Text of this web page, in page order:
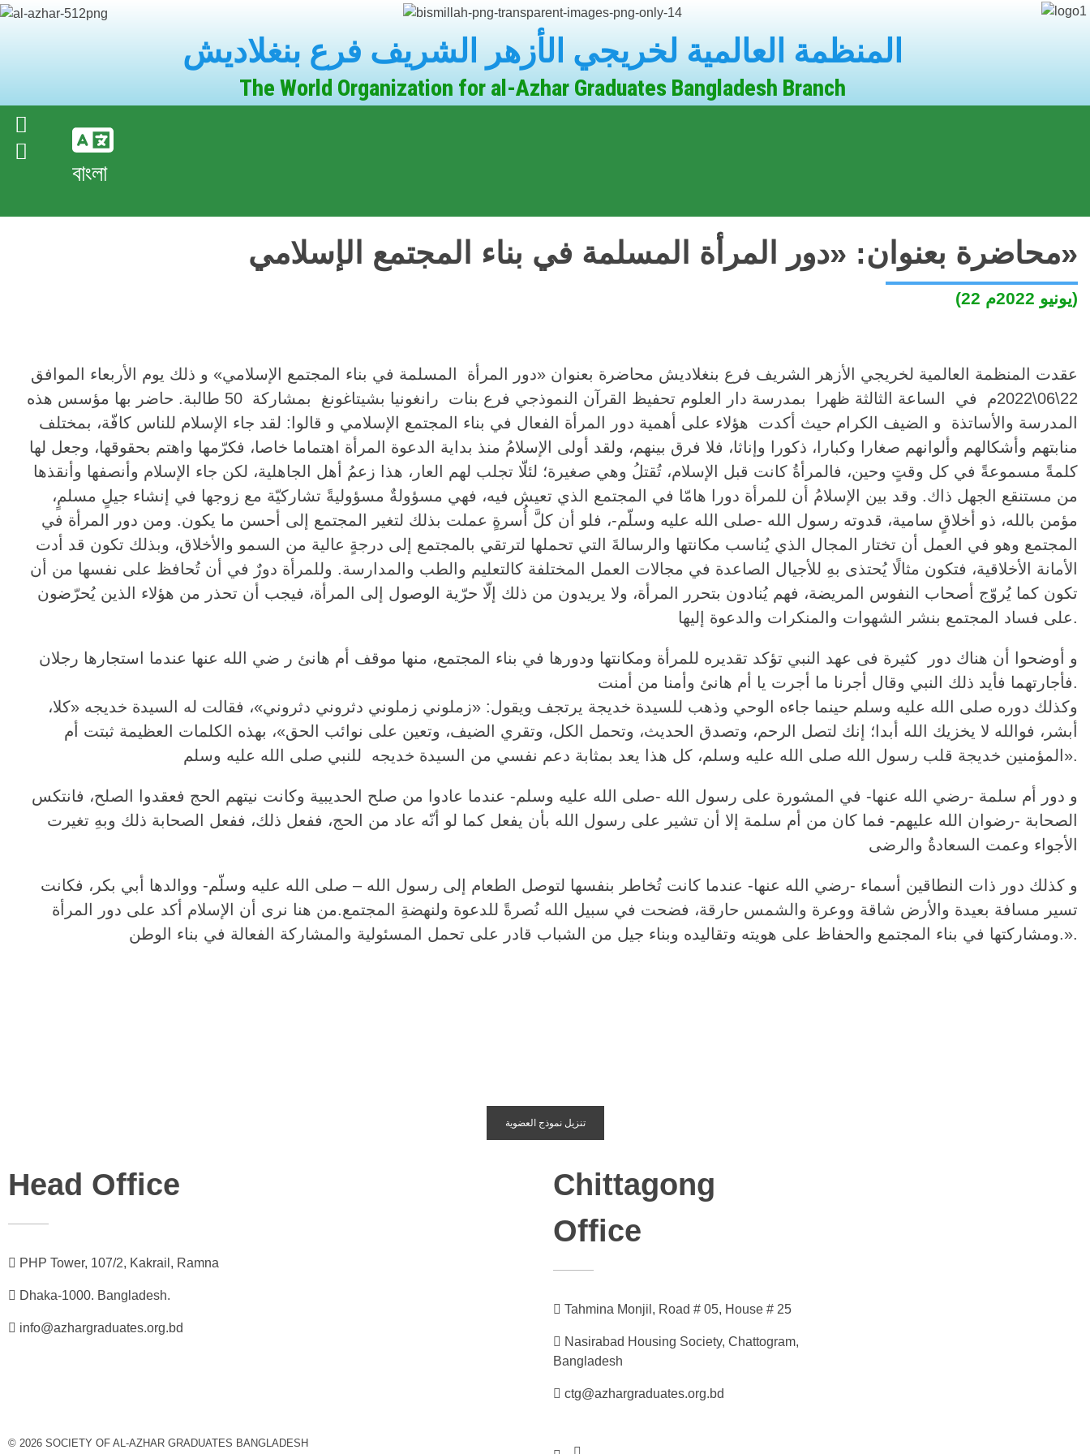
المنظمة العالمية لخريجي الأزهر الشريف فرع بنغلاديش
The World Organization for al-Azhar Graduates Bangladesh Branch
বাংলা
محاضرة بعنوان: «دور المرأة المسلمة في بناء المجتمع الإسلامي»
(22 يونيو 2022م)
عقدت المنظمة العالمية لخريجي الأزهر الشريف فرع بنغلاديش محاضرة بعنوان «دور المرأة المسلمة في بناء المجتمع الإسلامي» و ذلك يوم الأربعاء الموافق
22\06\2022م في الساعة الثالثة ظهرا بمدرسة دار العلوم تحفيظ القرآن النموذجي فرع بنات رانغونيا بشيتاغونغ بمشاركة 50 طالبة. حاضر بها مؤسس هذه
المدرسة والأساتذة و الضيف الكرام حيث أكدت هؤلاء على أهمية دور المرأة الفعال في بناء المجتمع الإسلامي و قالوا: لقد جاء الإسلام للناس كافّة، بمختلف
منابتهم وأشكالهم وألوانهم صغارا وكبارا، ذكورا وإناثا، فلا فرق بينهم، ولقد أولى الإسلامُ منذ بداية الدعوة المرأة اهتماما خاصا، فكرّمها واهتم بحقوقها، وجعل لها
كلمةً مسموعةً في كل وقتٍ وحين، فالمرأةُ كانت قبل الإسلام، تُقتلُ وهي صغيرة؛ لئلّا تجلب لهم العار، هذا زعمُ أهل الجاهلية، لكن جاء الإسلام وأنصفها وأنقذها
من مستنقع الجهل ذاك. وقد بين الإسلامُ أن للمرأة دورا هامّا في المجتمع الذي تعيش فيه، فهي مسؤولةٌ مسؤوليةً تشاركيّة مع زوجها في إنشاء جيلٍ مسلمٍ،
مؤمن بالله، ذو أخلاقٍ سامية، قدوته رسول الله -صلى الله عليه وسلّم-، فلو أن كلَّ أُسرةٍ عملت بذلك لتغير المجتمع إلى أحسن ما يكون. ومن دور المرأة في
المجتمع وهو في العمل أن تختار المجال الذي يُناسب مكانتها والرسالةَ التي تحملها لترتقي بالمجتمع إلى درجةٍ عالية من السمو والأخلاق، وبذلك تكون قد أدت
الأمانة الأخلاقية، فتكون مثالًا يُحتذى بهِ للأجيال الصاعدة في مجالات العمل المختلفة كالتعليم والطب والمدارسة. وللمرأة دورٌ في أن تُحافظ على نفسها من أن
تكون كما يُروّج أصحاب النفوس المريضة، فهم يُنادون بتحرر المرأة، ولا يريدون من ذلك إلّا حرّية الوصول إلى المرأة، فيجب أن تحذر من هؤلاء الذين يُحرّضون
على فساد المجتمع بنشر الشهوات والمنكرات والدعوة إليها.
فأجارتهما فأيد ذلك النبي وقال أجرنا ما أجرت يا أم هانئ وأمنا من أمنت.
وكذلك دوره صلى الله عليه وسلم حينما جاءه الوحي وذهب للسيدة خديجة يرتجف ويقول: «زملوني زملوني دثروني دثروني»، فقالت له السيدة خديجه «كلا،
أبشر، فوالله لا يخزيك الله أبدا؛ إنك لتصل الرحم، وتصدق الحديث، وتحمل الكل، وتقري الضيف، وتعين على نوائب الحق»، بهذه الكلمات العظيمة ثبتت أم
المؤمنين خديجة قلب رسول الله صلى الله عليه وسلم، كل هذا يعد بمثابة دعم نفسي من السيدة خديجه للنبي صلى الله عليه وسلم».
و دور أم سلمة -رضي الله عنها- في المشورة على رسول الله -صلى الله عليه وسلم- عندما عادوا من صلح الحديبية وكانت نيتهم الحج فعقدوا الصلح، فانتكس
الصحابة -رضوان الله عليهم- فما كان من أم سلمة إلا أن تشير على رسول الله بأن يفعل كما لو أنّه عاد من الحج، ففعل ذلك، ففعل الصحابة ذلك وبهِ تغيرت
الأجواء وعمت السعادةُ والرضى
و كذلك دور ذات النطاقين أسماء -رضي الله عنها- عندما كانت تُخاطر بنفسها لتوصل الطعام إلى رسول الله – صلى الله عليه وسلّم- ووالدها أبي بكر، فكانت
تسير مسافة بعيدة والأرض شاقة ووعرة والشمس حارقة، فضحت في سبيل الله نُصرةً للدعوة ولنهضةِ المجتمع.من هنا نرى أن الإسلام أكد على دور المرأة
ومشاركتها في بناء المجتمع والحفاظ على هويته وتقاليده وبناء جيل من الشباب قادر على تحمل المسئولية والمشاركة الفعالة في بناء الوطن.».
تنزيل نموذج العضوية
Head Office
PHP Tower, 107/2, Kakrail, Ramna
Dhaka-1000. Bangladesh.
info@azhargraduates.org.bd
Chittagong
Office
Tahmina Monjil, Road # 05, House # 25
Nasirabad Housing Society, Chattogram,
Bangladesh
ctg@azhargraduates.org.bd
© 2026 SOCIETY OF AL-AZHAR GRADUATES BANGLADESH